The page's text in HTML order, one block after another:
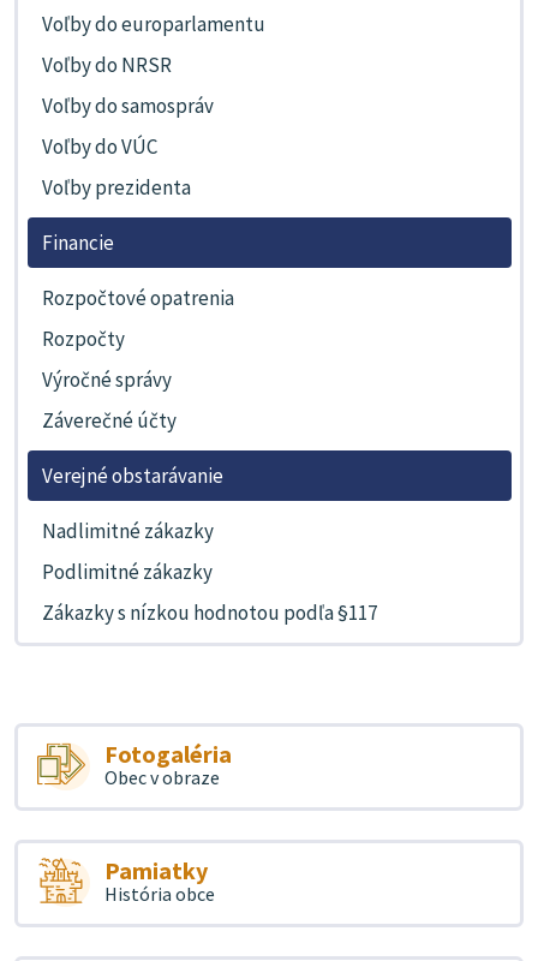
Voľby do europarlamentu
Voľby do NRSR
Voľby do samospráv
Voľby do VÚC
Voľby prezidenta
Financie
Rozpočtové opatrenia
Rozpočty
Výročné správy
Záverečné účty
Verejné obstarávanie
Nadlimitné zákazky
Podlimitné zákazky
Zákazky s nízkou hodnotou podľa §117
Fotogaléria
Obec v obraze
Pamiatky
História obce